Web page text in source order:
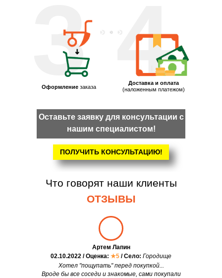
4
3
Оформление заказа
Доставка и оплата
(наложенным платежом)
ПОЛУЧИТЬ КОНСУЛЬТАЦИЮ!
Оставьте заявку для консультации с
нашим специалистом!
Что говорят наши клиенты
ОТЗЫВЫ
Хотел "пощупать" перед покупкой...
Вроде бы все соседи и знакомые, сами покупали
Артем Лапин
02.10.2022 / Оценка: ★5 / Село: Городище